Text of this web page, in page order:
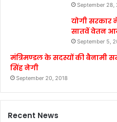
September 28,
योगी सरकार
सातवें वेतन
September 5,
मंत्रिमण्डल के सदस्यों की बैनामी
सिंह नेगी
September 20, 2018
Recent News